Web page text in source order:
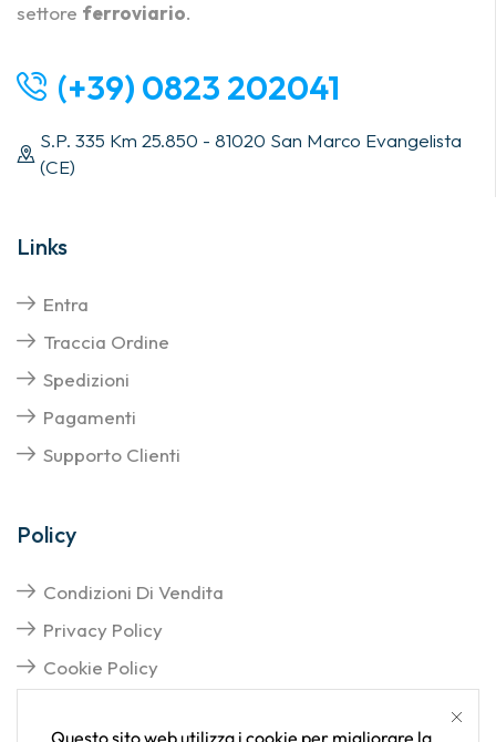
Questo sito web utilizza i cookie per migliorare la
settore ferroviario.
(+39) 0823 202041
S.P. 335 Km 25.850 - 81020 San Marco Evangelista
(CE)
Links
Entra
Traccia Ordine
Spedizioni
Pagamenti
Supporto Clienti
Policy
Condizioni Di Vendita
Privacy Policy
Cookie Policy